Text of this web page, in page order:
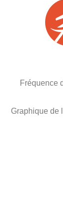
Fréquence
Graphique de